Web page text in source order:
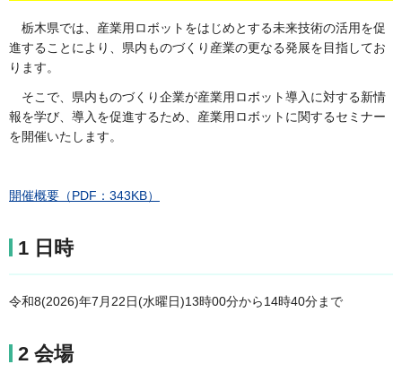
栃木県では、産業用ロボットをはじめとする未来技術の活用を促
進することにより、県内ものづくり産業の更なる発展を目指してお
ります。
そこで、県内ものづくり企業が産業用ロボット導入に対する新情
報を学び、導入を促進するため、産業用ロボットに関するセミナー
を開催いたします。
開催概要（PDF：343KB）
1 日時
令和8(2026)年7月22日(水曜日)13時00分から14時40分まで
2 会場